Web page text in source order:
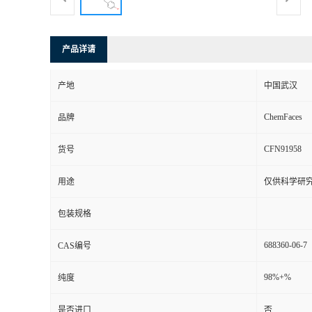
产品详请
产地 中国武汉
品牌 ChemFaces
货号 CFN91958
用途 仅供科学研
包装规格
CAS编号 688360-06-7
纯度 98%+%
是否进口 否